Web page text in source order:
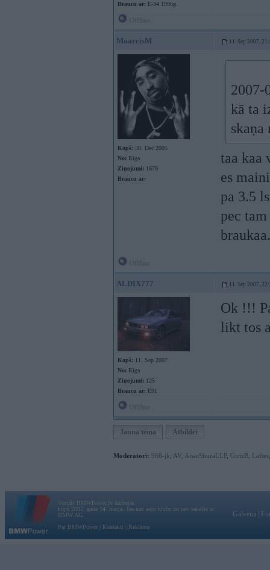
Braucu ar: E-34 1996g
MaarcisM 11. Sep 2007,
Kopš: 30. Dec 2005
No: Rīga
Ziņojumi: 1679
Braucu ar:
2007-
kā ta
skaņa
taa kaa
es
pa 3.5
pec
ALDIX777 11. Sep 2007,
Kopš: 11. Sep 2007
No: Rīga
Ziņojumi: 125
Braucu ar: E91
Ok !!!
likt tos
Jauna tēma Atbildēt
Moderatori: 968-jk AV AiwaShuraLLP, GirtzB Lafter
Vortāls BMWPower.lv darbojas
kopš 2002. gada 14. maija. Tas nav auto klubs un nav saistīts ar
BMW AG.
Par BMWPower
Kontakti Reklāma
Galvena